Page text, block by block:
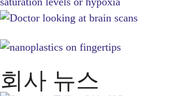
회사 뉴스